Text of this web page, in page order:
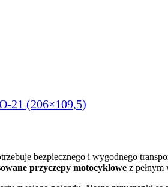
21 (206×109,5)
bezpiecznego i wygodnego
przyczepy motocyklowe z pełnym